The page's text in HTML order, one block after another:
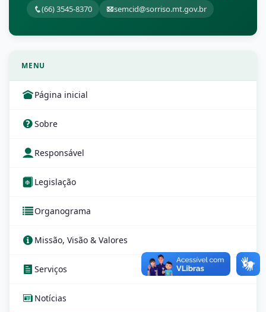
(66) 3545-8370 semcid@sorriso.mt.gov.br
MENU
Página inicial
Sobre
Responsável
Legislação
Organograma
Missão, Visão & Valores
Serviços
Notícias